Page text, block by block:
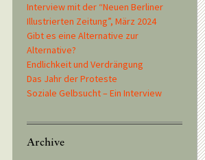
Interview mit der “Neuen Berliner
Illustrierten Zeitung”, März 2024
Gibt es eine Alternative zur
Alternative?
Endlichkeit und Verdrängung
Das Jahr der Proteste
Soziale Gelbsucht – Ein Interview
Archive